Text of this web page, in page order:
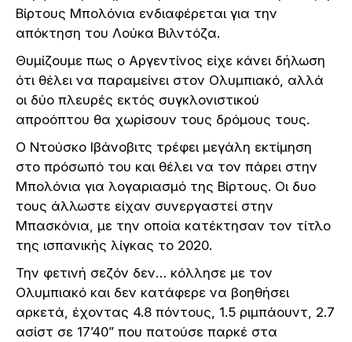
Βίρτους Μπολόνια ενδιαφέρεται για την
απόκτηση του Λούκα Βιλντόζα.
Θυμίζουμε πως ο Αργεντίνος είχε κάνει δήλωση
ότι θέλει να παραμείνει στον Ολυμπιακό, αλλά
οι δύο πλευρές εκτός συγκλονιστικού
απροόπτου θα χωρίσουν τους δρόμους τους.
Ο Ντούσκο Ιβάνοβιτς τρέφει μεγάλη εκτίμηση
στο πρόσωπό του και θέλει να τον πάρει στην
Μπολόνια για λογαριασμό της Βίρτους. Οι δυο
τους άλλωστε είχαν συνεργαστεί στην
Μπασκόνια, με την οποία κατέκτησαν τον τίτλο
της ισπανικής λίγκας το 2020.
Την φετινή σεζόν δεν… κόλλησε με τον
Ολυμπιακό και δεν κατάφερε να βοηθήσει
αρκετά, έχοντας 4.8 πόντους, 1.5 ριμπάουντ, 2.7
ασίστ σε 17’40” που πατούσε παρκέ στα